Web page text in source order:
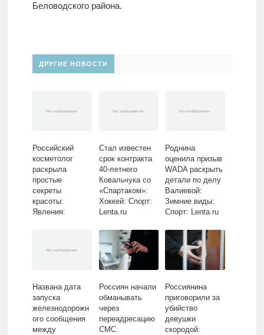
Беловодского района.
ДРУГИЕ НОВОСТИ
Российский
косметолог
раскрыла
простые
секреты
красоты:
Явления:
Стал известен
срок контракта
40-летнего
Ковальчука со
«Спартаком»:
Хоккей: Спорт:
Lenta.ru
Роднина
оценила призыв
WADA раскрыть
детали по делу
Валиевой:
Зимние виды:
Спорт: Lenta.ru
Названа дата
запуска
железнодорожн
ого сообщения
между
Россиян начали
обманывать
через
переадресацию
СМС:
Россиянина
приговорили за
убийство
девушки
скородой: